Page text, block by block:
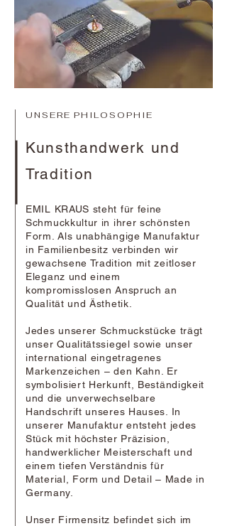
UNSERE PHILOSOPHIE
Kunsthandwerk und
Tradition
EMIL KRAUS steht für feine
Schmuckkultur in ihrer schönsten
Form. Als unabhängige Manufaktur
in Familienbesitz verbinden wir
gewachsene Tradition mit zeitloser
Eleganz und einem
kompromisslosen Anspruch an
Qualität und Ästhetik.
Jedes unserer Schmuckstücke trägt
unser Qualitätssiegel sowie unser
international eingetragenes
Markenzeichen – den Kahn. Er
symbolisiert Herkunft, Beständigkeit
und die unverwechselbare
Handschrift unseres Hauses. In
unserer Manufaktur entsteht jedes
Stück mit höchster Präzision,
handwerklicher Meisterschaft und
einem tiefen Verständnis für
Material, Form und Detail – Made in
Germany.
Unser Firmensitz befindet sich im